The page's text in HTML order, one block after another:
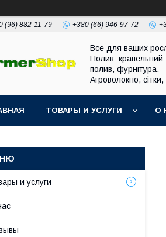
(96) 882-11-79 +380 (66) 946-97-72
Все для ваших
Полив: крапельний
полив, фурнітура.
Агроволокно, сітки,
ТОВАРЫ И УСЛУГИ О
и услуги